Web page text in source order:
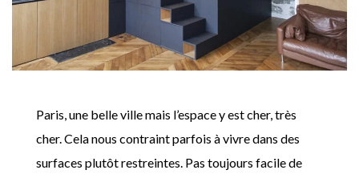
Paris, une belle ville mais l’espace y est cher, très
cher. Cela nous contraint parfois à vivre dans des
surfaces plutôt restreintes. Pas toujours facile de